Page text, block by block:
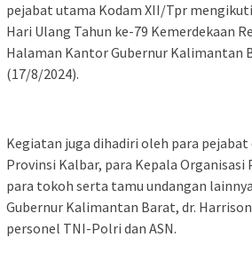
pejabat utama Kodam XII/Tpr
Hari Ulang Tahun ke-79 Kemerdekaan
Halaman Kantor Gubernur Kalimantan
(17/8/2024).
Kegiatan juga dihadiri oleh para
Provinsi Kalbar, para Kepala Organisasi
para tokoh serta tamu undangan
Gubernur Kalimantan Barat, dr.
personel TNI-Polri dan ASN.